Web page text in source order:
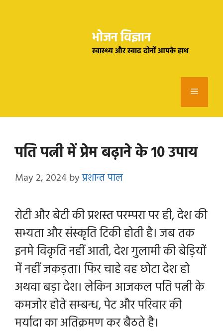
भोजन विज्ञान
स्वास्थ्य और स्वाद दोनों आपके हाथ
Menu
पति पत्नी में प्रेम बढ़ाने के 10 उपाय
May 2, 2024byप्रशान्त पाल
रोटी और बेटी की प्रशस्त परम्परा पर ही, देश की
सभ्यता और संस्कृति टिकी होती है। जब तक
इनमे विकृति नहीं आती, देश गुलामी की बेड़ियों
में नहीं जकड़ता। फिर चाहे वह छोटा देश हो
अथवा बड़ा देश। लेकिन आजकल पति पत्नी के
कमजोर होते सम्बन्ध, पेट और परिवार की
मर्यादा का अतिक्रमण कर बैठते है।